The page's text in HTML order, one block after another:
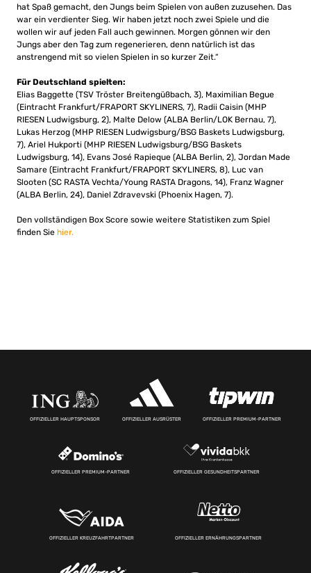
hat Spaß gemacht, den Jungs beim Spielen von außen zuzusehen. Das
war ein verdienter Sieg. Wir haben jetzt noch zwei Spiele und die
wollen wir auf jeden Fall auch gewinnen. Morgen gönnen wir den
Jungs aber den Tag zum regenerieren, denn natürlich ist das
anstrengend mit so vielen Spielen in so kurzer Zeit.“
Für Deutschland spielten:
Elias Baggette (TSV Tröster Breitengüßbach, 3), Maximilian Begue
(Eintracht Frankfurt/FRAPORT SKYLINERS, 7), Radii Caisin (MHP
RIESEN Ludwigsburg, 2), Malte Delow (ALBA Berlin/LOK Bernau, 7),
Lukas Herzog (MHP RIESEN Ludwigsburg/BSG Baskets Ludwigsburg,
7), Ariel Hukporti (MHP RIESEN Ludwigsburg/BSG Baskets
Ludwigsburg, 14), Evans José Rapieque (ALBA Berlin, 2), Jordan Made
Samare (Eintracht Frankfurt/FRAPORT SKYLINERS, 8), Luc van
Slooten (SC RASTA Vechta/Young RASTA Dragons, 14), Franz Wagner
(ALBA Berlin, 24), Daniel Zdravevski (Phoenix Hagen, 7).
Den vollständigen Box Score sowie weitere Statistiken zum Spiel
finden Sie hier.
OFFIZIELLER HAUPTSPONSOR OFFIZIELLER AUSRÜSTER OFFIZIELLER PREMIUM-PARTNER
OFFIZIELLER PREMIUM-PARTNER OFFIZIELLER GESUNDHEITSPARTNER
OFFIZIELLER KREUZFAHRTPARTNER OFFIZIELLER ERNÄHRUNGSPARTNER